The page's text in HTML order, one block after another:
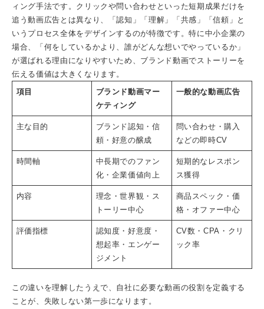
ィング手法です。クリックや問い合わせといった短期成果だけを
追う動画広告とは異なり、「認知」「理解」「共感」「信頼」と
いうプロセス全体をデザインするのが特徴です。特に中小企業の
場合、「何をしているかより、誰がどんな想いでやっているか」
が選ばれる理由になりやすいため、ブランド動画でストーリーを
伝える価値は大きくなります。
項目
ブランド動画マー
ケティング
一般的な動画広告
主な目的
ブランド認知・信
頼・好意の醸成
問い合わせ・購入
などの即時CV
時間軸
中長期でのファン
化・企業価値向上
短期的なレスポン
ス獲得
内容
理念・世界観・ス
トーリー中心
商品スペック・価
格・オファー中心
評価指標
認知度・好意度・
想起率・エンゲー
ジメント
CV数・CPA・クリ
ック率
この違いを理解したうえで、自社に必要な動画の役割を定義する
ことが、失敗しない第一歩になります。